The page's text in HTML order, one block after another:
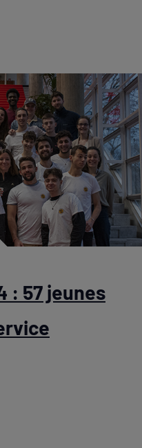
: 57 jeunes